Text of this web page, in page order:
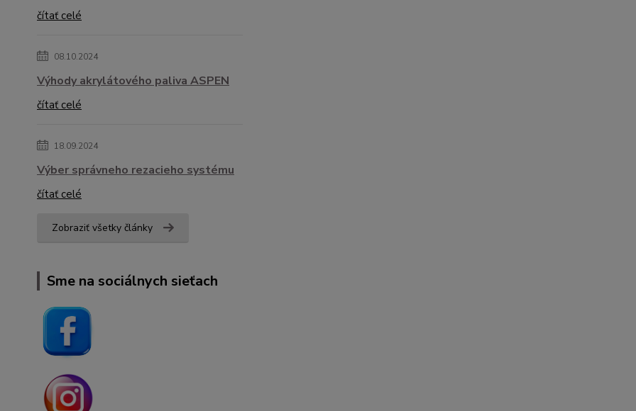
čítať celé
08.10.2024
Výhody akrylátového paliva ASPEN
čítať celé
18.09.2024
Výber správneho rezacieho systému
čítať celé
Zobraziť všetky články
Sme na sociálnych sieťach